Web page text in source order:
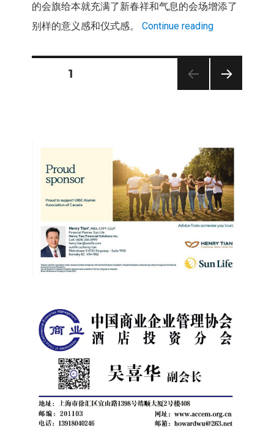
的会旗给本就充满了新春祥和气息的会场增添了
别样的意义感和仪式感。 Continue reading
Posts
PAGE1